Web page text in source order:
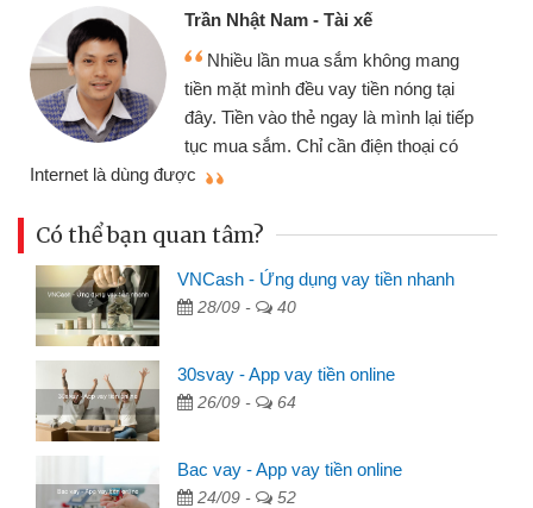
Trần Nhật Nam - Tài xế
Nhiều lần mua sắm không mang
tiền mặt mình đều vay tiền nóng tại
đây. Tiền vào thẻ ngay là mình lại tiếp
tục mua sắm. Chỉ cần điện thoại có
Internet là dùng được
Có thể bạn quan tâm?
VNCash - Ứng dụng vay tiền nhanh
28/09 - 40
30svay - App vay tiền online
26/09 - 64
Bac vay - App vay tiền online
24/09 - 52